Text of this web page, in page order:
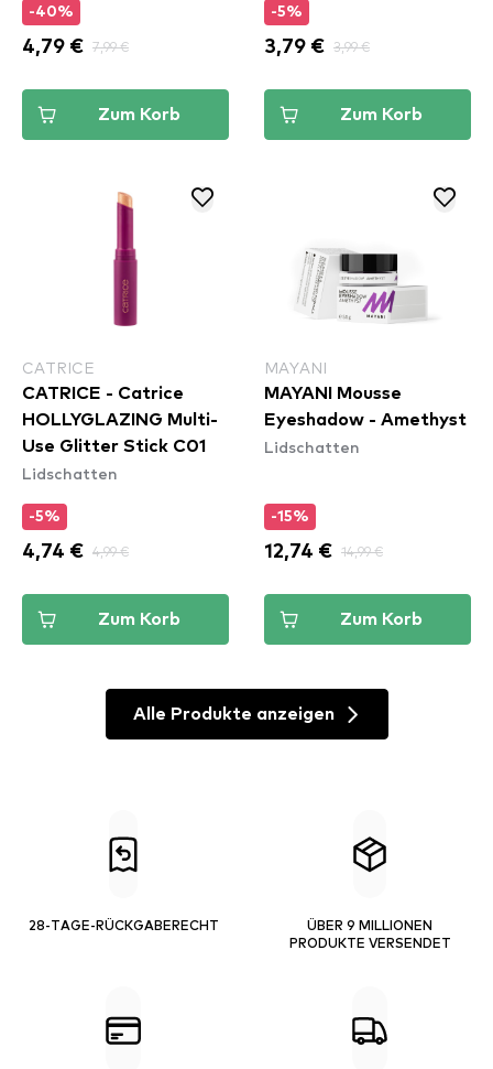
-40%
4,79 € 7,99 €
Zum Korb
-5%
3,79 € 3,99 €
Zum Korb
CATRICE
CATRICE - Catrice
HOLLYGLAZING Multi-
Use Glitter Stick C01
Lidschatten
-5%
4,74 € 4,99 €
Zum Korb
MAYANI
MAYANI Mousse
Eyeshadow - Amethyst
Lidschatten
-15%
12,74 € 14,99 €
Zum Korb
Alle Produkte anzeigen
28-TAGE-RÜCKGABERECHT
ÜBER 9 MILLIONEN
PRODUKTE VERSENDET